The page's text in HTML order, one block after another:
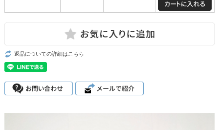
返品についての詳細はこちら